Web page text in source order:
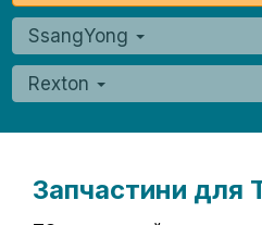
SsangYong
Rexton
Запчастини для